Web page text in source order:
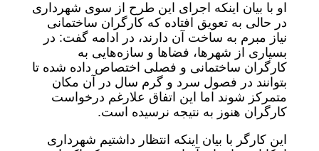
او با بیان اینکه اجرای این طرح از سوی شهرداری
در حالی به تعویق افتاده که کارگران ساختمانی
نیاز مبرم به ساخت آن دارند، در ادامه گفت: در
بسیاری از شهرها، فضاها و سازه‌هایی به
کارگران ساختمانی و فصلی اختصاص داده شده تا
بتوانند در فصول سرد و گرم سال در آن مکان
متمرکز شوند اما این اتفاق علارغم درخواست
کارگران هنوز به نتیجه نرسیده است.
این کارگر با بیان اینکه انتظار داشتیم شهرداری